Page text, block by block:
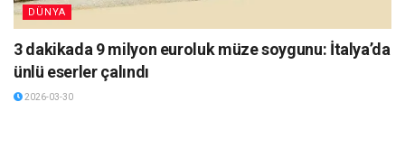
DÜNYA
3 dakikada 9 milyon euroluk müze soygunu: İtalya’da
ünlü eserler çalındı
2026-03-30